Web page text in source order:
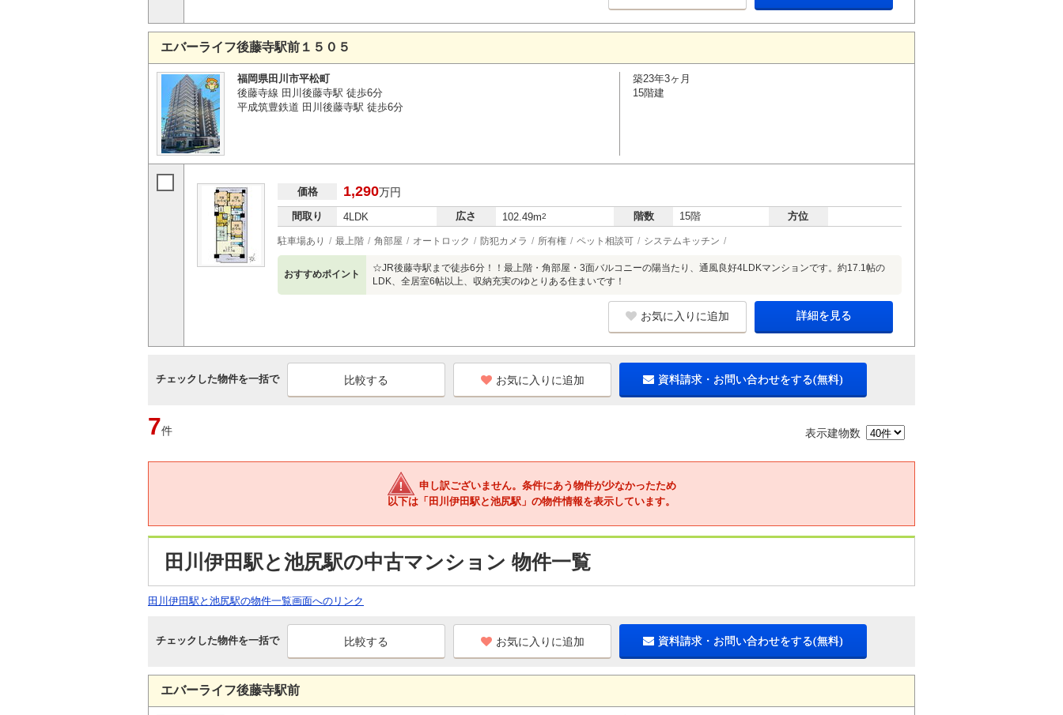
エバーライフ後藤寺駅前１５０５
福岡県田川市平松町
後藤寺線 田川後藤寺駅 徒歩6分
平成筑豊鉄道 田川後藤寺駅 徒歩6分
築23年3ヶ月
15階建
価格 1,290万円
間取り 4LDK 広さ 102.49m2 階数 15階 方位
駐車場あり 最上階 角部屋 オートロック 防犯カメラ 所有権 ペット相談可 システムキッチン
おすすめポイント
☆JR後藤寺駅まで徒歩6分！！最上階・角部屋・3面バルコニーの陽当たり、通風良好4LDKマンションです。約17.1帖の
LDK、全居室6帖以上、収納充実のゆとりある住まいです！
お気に入りに追加 詳細を見る
チェックした物件を一括で お気に入りに追加 資料請求・お問い合わせをする(無料)
7件 表示建物数
申し訳ございません。条件にあう物件が少なかったため
以下は「田川伊田駅と池尻駅」の物件情報を表示しています。
田川伊田駅と池尻駅の中古マンション 物件一覧
田川伊田駅と池尻駅の物件一覧画面へのリンク
チェックした物件を一括で お気に入りに追加 資料請求・お問い合わせをする(無料)
エバーライフ後藤寺駅前